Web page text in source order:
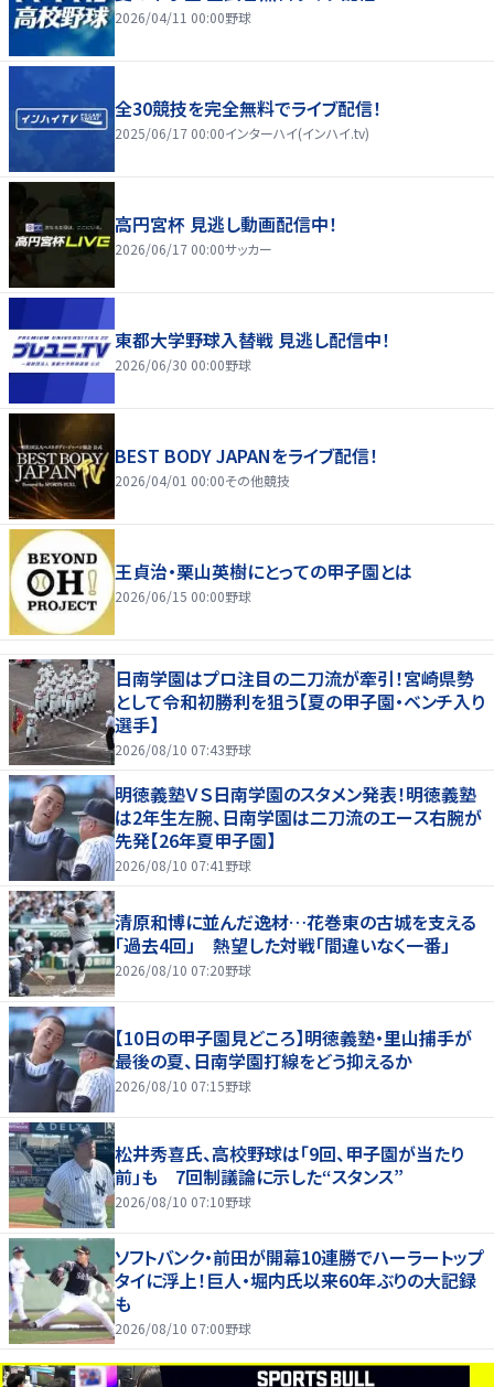
2026/04/11 00:00野球
全30競技を完全無料でライブ配信！
2025/06/17 00:00インターハイ(インハイ.tv)
高円宮杯 見逃し動画配信中！
2026/06/17 00:00サッカー
東都大学野球入替戦 見逃し配信中！
2026/06/30 00:00野球
BEST BODY JAPANをライブ配信！
2026/04/01 00:00その他競技
王貞治・栗山英樹にとっての甲子園とは
2026/06/15 00:00野球
日南学園はプロ注目の二刀流が牽引！宮崎県勢
として令和初勝利を狙う【夏の甲子園・ベンチ入り
選手】
2026/08/10 07:43野球
明徳義塾ＶＳ日南学園のスタメン発表！明徳義塾
は2年生左腕、日南学園は二刀流のエース右腕が
先発【26年夏甲子園】
2026/08/10 07:41 野球
清原和博に並んだ逸材…花巻東の古城を支える
「過去4回」 熱望した対戦「間違いなく一番」
2026/08/10 07:20野球
【10日の甲子園見どころ】明徳義塾・里山捕手が
最後の夏、日南学園打線をどう抑えるか
2026/08/10 07:15野球
松井秀喜氏、高校野球は「9回、甲子園が当たり
前」も 7回制議論に示した“スタンス”
2026/08/10 07:10野球
ソフトバンク・前田が開幕10連勝でハーラートップ
タイに浮上！巨人・堀内氏以来60年ぶりの大記録
も
2026/08/10 07:00野球